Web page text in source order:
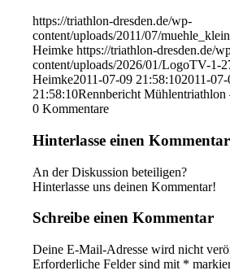
https://triathlon-dresden.de/wp-
content/uploads/2011/07/
Heimke https://triathlon-dresden.de/
content/uploads/2026/01/LogoTV-1-
Heimke2011-07-09 21:58:102011-
21:58:10Rennbericht Mühlentriathlon
0 Kommentare
Hinterlasse einen Kommentar
An der Diskussion beteiligen?
Hinterlasse uns deinen Kommentar!
Schreibe einen Kommentar
Deine E-Mail-Adresse wird nicht
Erforderliche Felder sind mit *